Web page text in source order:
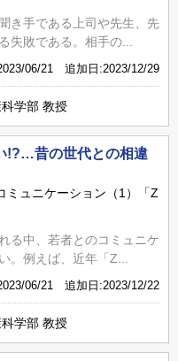
き手である上司や先生、先
失敗である。相手の...
06/21 追加日:2023/12/29
学部 教授
!?…昔の世代との相違
ミュニケーション（1）「Z
る中、若者とのコミュニケ
。例えば、近年「Z...
06/21 追加日:2023/12/22
学部 教授